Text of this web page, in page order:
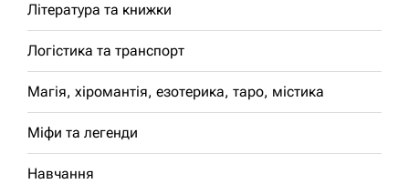
Література та книжки
Логістика та транспорт
Магія, хіромантія, езотерика, таро, містика
Міфи та легенди
Навчання